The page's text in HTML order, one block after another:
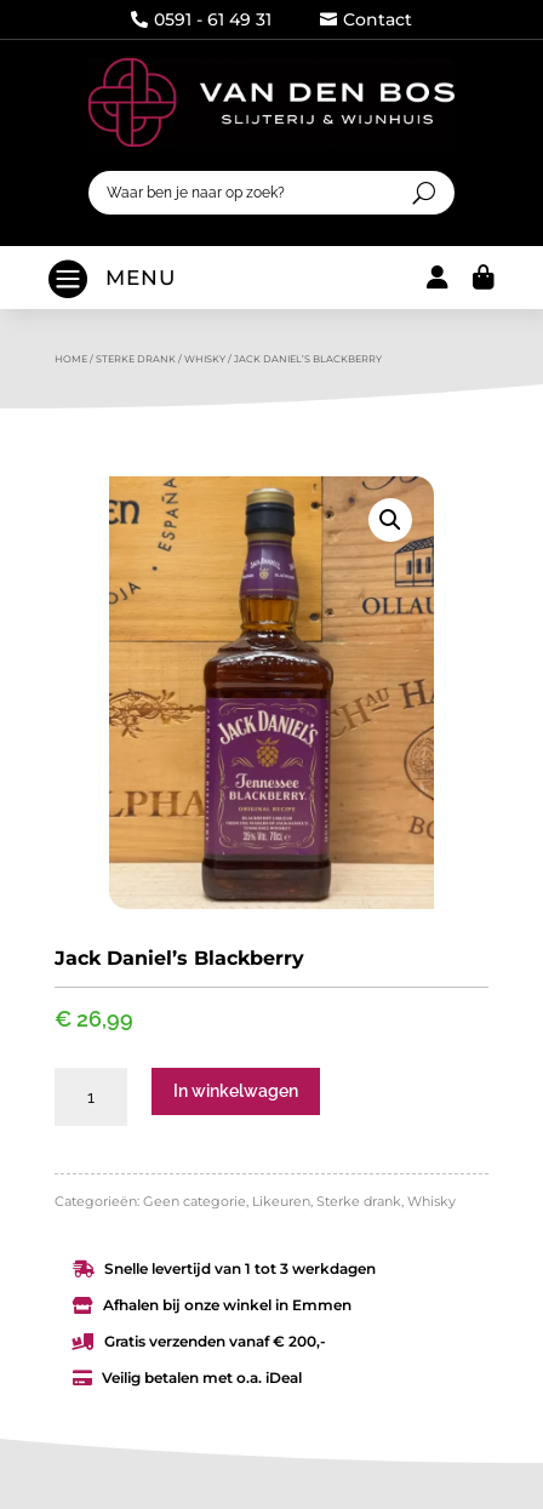
 0591 - 61 49 31  Contact
 MENU 
HOME/ STERKE DRANK / WHISKY/ JACK DANIEL’S BLACKBERRY
Jack Daniel’s Blackberry
€26,99
aantal
In winkelwagen
Categorieën: Geen categorie, Likeuren, Sterke drank, Whisky
 Snelle levertijd van 1 tot 3 werkdagen
 Afhalen bij onze winkel in Emmen
 Gratis verzenden vanaf € 200,-
 Veilig betalen met o.a. iDeal